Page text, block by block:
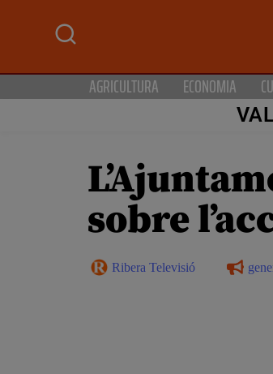
AGRICULTURA ECONOMIA
sobre
Ribera Televisió